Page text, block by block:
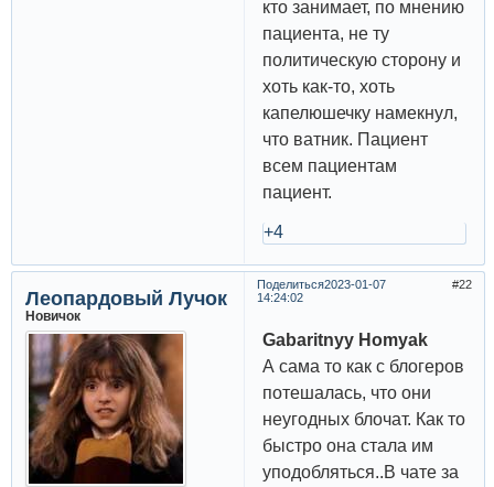
кто занимает, по мнению
пациента, не ту
политическую сторону и
хоть как-то, хоть
капелюшечку намекнул,
что ватник. Пациент
всем пациентам
пациент.
+4
Поделиться 22
2023-01-07
14:24:02
Леопардовый Лучок
Новичок
Gabaritnyy Homyak
А сама то как с блогеров
потешалась, что они
неугодных блочат. Как то
быстро она стала им
уподобляться..В чате за